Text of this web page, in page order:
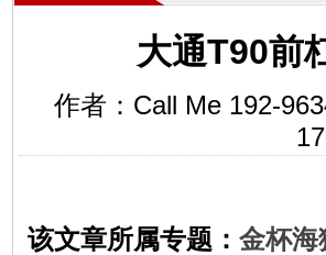
大通T90前
作者：Call Me 192-
该文章所属专题： 金杯海